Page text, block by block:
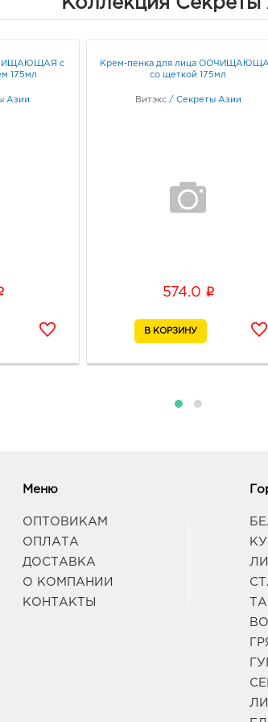
с
175мл
Азии
Крем-пенка для лица
со щеткой 175мл
Витэкс / Секреты Азии
574.0 i
Меню
ОПТОВИКАМ
ОПЛАТА
ДОСТАВКА
О КОМПАНИИ
КОНТАКТЫ